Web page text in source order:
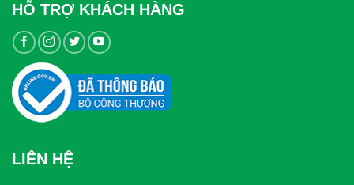
HỖ TRỢ KHÁCH HÀNG
LIÊN HỆ